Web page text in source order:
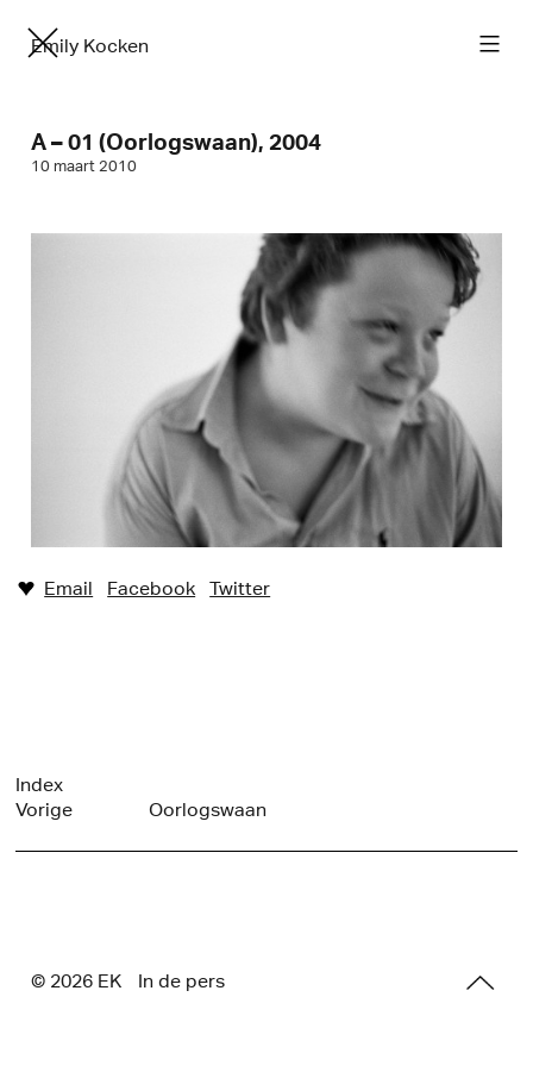
Emily Kocken
A – 01 (Oorlogswaan), 2004
10 maart 2010
♥︎ Email Facebook Twitter
Index
Vorige
Oorlogswaan
© 2026 EK In de pers